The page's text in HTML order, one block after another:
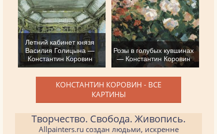
Летний кабинет князя
Василия Голицына —
Константин Коровин
Розы в голубых кувшинах
— Константин Коровин
КОНСТАНТИН КОРОВИН - ВСЕ
КАРТИНЫ
Творчество. Свобода. Живопись.
Allpainters.ru создан людьми, искренне